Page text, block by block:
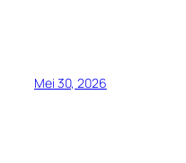
Mei 30, 2026